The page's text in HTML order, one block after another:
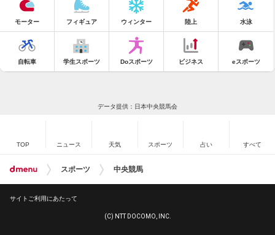
モーター フィギュア ウィンター 陸上 水泳
自転車 学生スポーツ Doスポーツ ビジネス eスポーツ
データ提供：日本中央競馬会
TOP ニュース 天気 スポーツ 占い すべて
スポーツ 中央競馬
サイトご利用にあたって
(C) NTT DOCOMO, INC.